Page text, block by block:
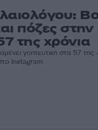
πόζες
της χρόνια
γοητευτική στα 57 της -
Instagram